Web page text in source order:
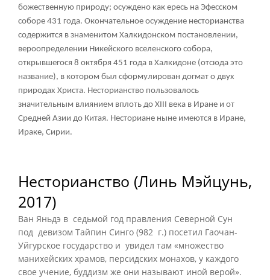
божественную природу; осуждено как ересь на Эфесском
соборе 431 года. Окончательное осуждение несторианства
содержится в знаменитом Халкидонском постановлении,
вероопределении Никейского вселенского собора,
открывшегося 8 октября 451 года в Халкидоне (отсюда это
название), в котором был сформулирован догмат о двух
природах Христа. Несторианство пользовалось
значительным влиянием вплоть до XIII века в Иране и от
Средней Азии до Китая. Несториане ныне имеются в Иране,
Ираке, Сирии.
Несторианство (Линь Мэйцунь,
2017)
Ван Яньдэ в седьмой год правления Северной Сун
под девизом Тайпин Синго (982 г.) посетил Гаочан-
Уйгурское государство и увидел там «множество
манихейских храмов, персидских монахов, у каждого
свое учение, буддизм же они называют иной верой».